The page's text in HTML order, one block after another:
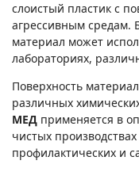
слоистый пластик с
агрессивным средам.
материал может
лабораториях,
Поверхность
различных
МЕД применяется в
чистых
профилактических и